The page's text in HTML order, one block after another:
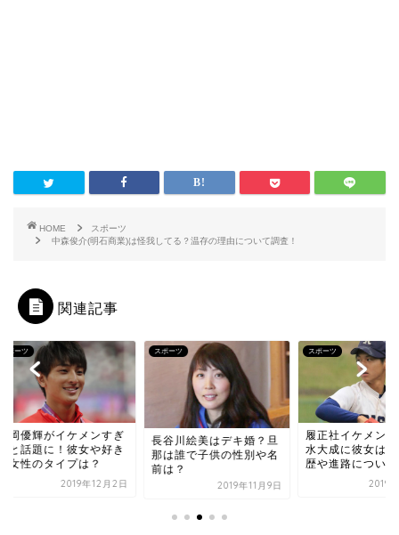
HOME
スポーツ
中森俊介(明石商業)は怪我してる？温存の理由について調査！
関連記事
優輝がイケメンすぎ
話題に！彼女や好き
性のタイプは？
2019年12月2日
スポーツ
長谷川絵美はデキ婚？旦
那は誰で子供の性別や名
前は？
2019年11月9日
スポーツ
履正社イケメンエー
水大成に彼女はいる
歴や進路についても
2019年8